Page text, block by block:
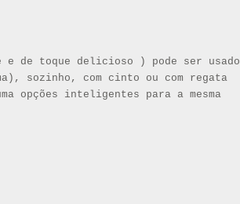
e de toque delicioso ) pode ser usado
sozinho, com cinto ou com regata
opções inteligentes para a mesma